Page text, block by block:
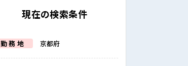
現在の検索条件
勤 務 地 京都府